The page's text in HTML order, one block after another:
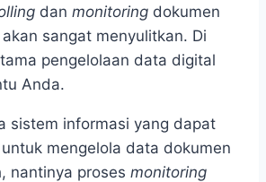
dan monitoring dokumen
sangat menyulitkan. Di
pengelolaan data digital
Anda.
sistem informasi yang dapat
mengelola data dokumen
nantinya proses monitoring